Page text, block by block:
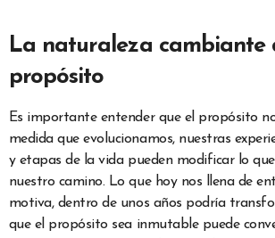
La naturaleza cambiante
propósito
Es importante entender que el propósito
medida que evolucionamos, nuestras
y etapas de la vida pueden modificar lo
nuestro camino. Lo que hoy nos llena de
motiva, dentro de unos años podría
que el propósito sea inmutable puede